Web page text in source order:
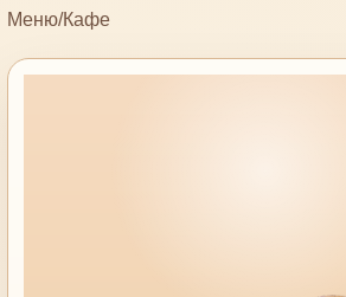
Меню/Кафе